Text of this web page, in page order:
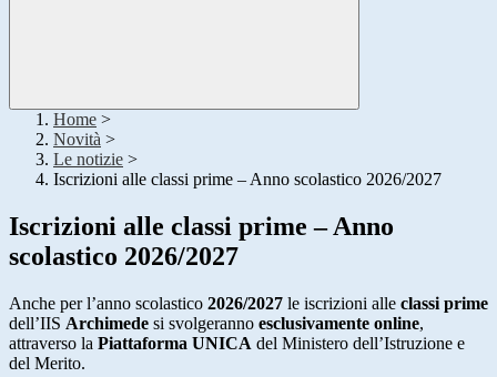
Home >
Novità >
Le notizie >
Iscrizioni alle classi prime – Anno scolastico 2026/2027
Iscrizioni alle classi prime – Anno
scolastico 2026/2027
Anche per l’anno scolastico 2026/2027 le iscrizioni alle classi prime
dell’IIS Archimede si svolgeranno esclusivamente online,
attraverso la Piattaforma UNICA del Ministero dell’Istruzione e
del Merito.